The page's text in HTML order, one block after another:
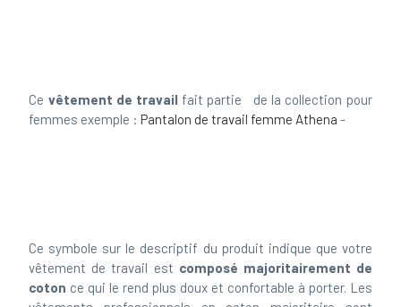
femmes exemple :Pantalon de travail femme Athena-
vêtement de travail estcomposé majoritairement de
cotonce qui le rend plus doux et confortable à porter. Les
vêtements professionnels en coton majoritaire sont
recommandés si vous travaillez en cuisine et restauration